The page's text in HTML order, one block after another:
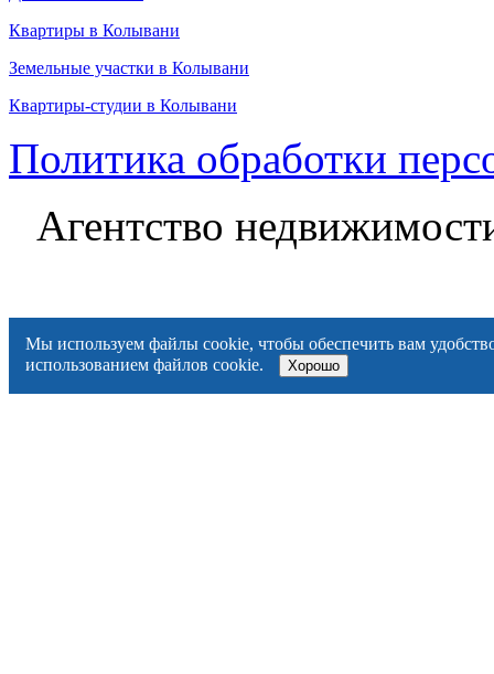
Квартиры в Колывани
Земельные участки в Колывани
Квартиры-студии в Колывани
Политика обработки
Агентство
Мы используем файлы cookie, чтобы обеспечить вам
использованием файлов cookie.
Хорошо